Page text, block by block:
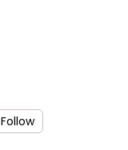
Follow